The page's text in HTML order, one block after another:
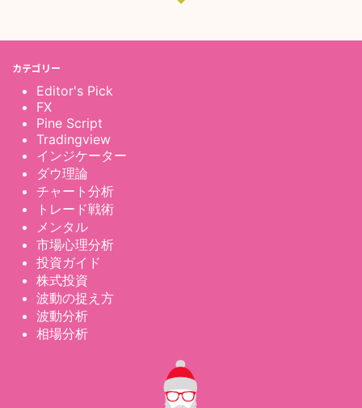
カテゴリー
Editor's Pick
FX
Pine Script
Tradingview
インジケーター
ダウ理論
チャート分析
トレード戦術
メンタル
市場心理分析
投資ガイド
株式投資
波動の捉え方
波動分析
相場分析